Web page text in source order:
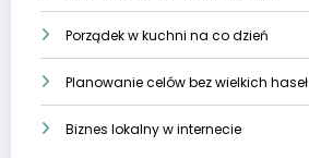
Porządek w kuchni na co dzień
Planowanie celów bez wielkich haseł
Biznes lokalny w internecie